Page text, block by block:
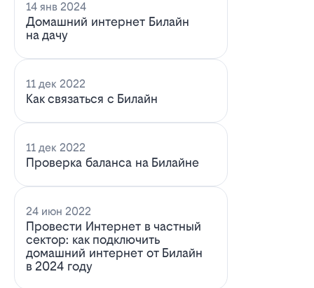
14 янв 2024
Домашний интернет Билайн
на дачу
11 дек 2022
Как связаться с Билайн
11 дек 2022
Проверка баланса на Билайне
24 июн 2022
Провести Интернет в частный
сектор: как подключить
домашний интернет от Билайн
в 2024 году